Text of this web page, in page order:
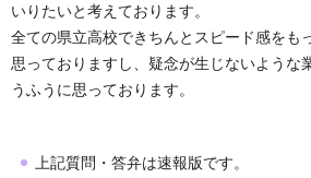
いりたいと考えております。
全ての県立高校できちんとスピード感をも
思っておりますし、疑念が生じないような
うふうに思っております。
上記質問・答弁は速報版です。